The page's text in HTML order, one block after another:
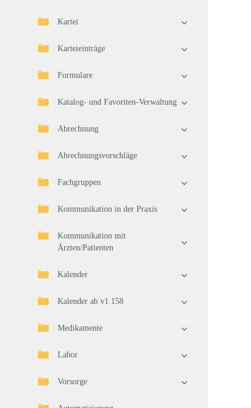
Kartei
Karteieinträge
Formulare
Katalog- und Favoriten-Verwaltung
Abrechnung
Abrechnungsvorschläge
Fachgruppen
Kommunikation in der Praxis
Kommunikation mit
Ärzten/Patienten
Kalender
Kalender ab v1.158
Medikamente
Labor
Vorsorge